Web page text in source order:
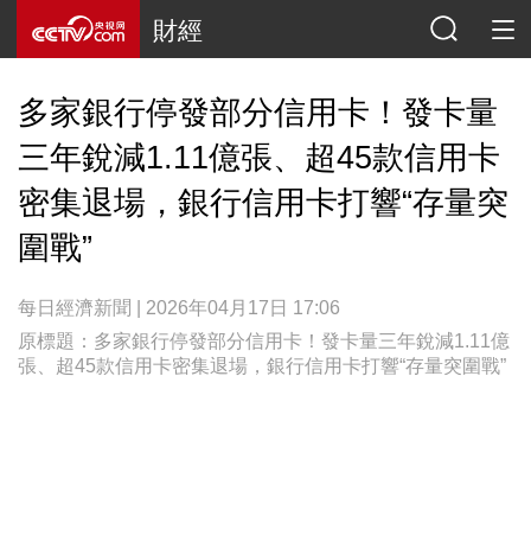
財經
多家銀行停發部分信用卡！發卡量
三年銳減1.11億張、超45款信用卡
密集退場，銀行信用卡打響“存量突
圍戰”
每日經濟新聞 | 2026年04月17日 17:06
原標題：多家銀行停發部分信用卡！發卡量三年銳減1.11億
張、超45款信用卡密集退場，銀行信用卡打響“存量突圍戰”